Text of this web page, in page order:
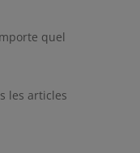
quel
les articles